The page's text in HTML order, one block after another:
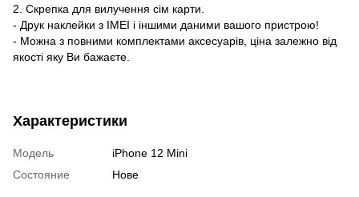
2. Скрепка для вилучення сім карти.
- Друк наклейки з IMEI і іншими даними вашого пристрою!
- Можна з повними комплектами аксесуарів, ціна залежно від
якості яку Ви бажаєте.
Характеристики
Модель
iPhone 12 Mini
Состояние
Нове